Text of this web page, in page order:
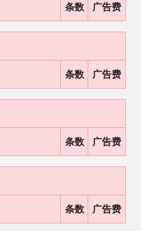
条数 广告费
条数 广告费
条数 广告费
条数 广告费